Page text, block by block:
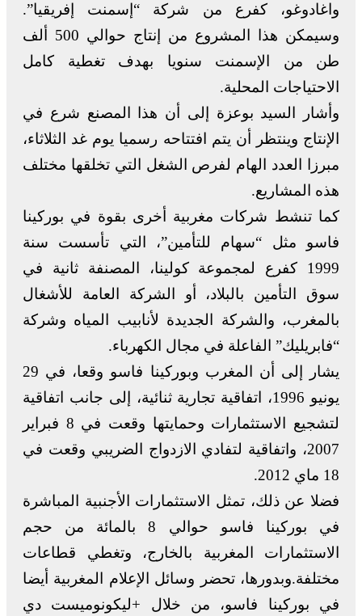
واغادوغو، كفرع من شركة “إسمنت إفريقيا”.
وسيمكن هذا المشروع من إنتاج حوالي 500 ألف
طن من الإسمنت سنويا بهدف تغطية كامل
الاحتياجات المحلية.
وأشار السيد بوعزة إلى أن هذا المصنع شرع في
الإنتاج وينتظر أن يتم افتتاحه رسميا يوم غد الثلاثاء،
مبرزا العدد الهام لفرص الشغل التي تخلقها مختلف
هذه المشاريع.
كما تنشط شركات مغربية أخرى بقوة في بوركينا
فاسو مثل “سهام للتأمين”، التي تأسست سنة
1999 كفرع لمجموعة كولينا، المصنفة ثانية في
سوق التأمين بالبلاد، أو الشركة العامة للأشغال
بالمغرب، والشركة الجديدة لأنابيب المياه وشركة
“فابريليك” الفاعلة في مجال الكهرباء.
يشار إلى أن المغرب وبوركينا فاسو وقعا، في 29
يونيو 1996، اتفاقية تجارية ثنائية، إلى جانب اتفاقية
لتشجيع الاستثمارات وحمايتها وقعت في 8 فبراير
2007، واتفاقية لتفادي الازدواج الضريبي وقعت في
18 ماي 2012.
فضلا عن ذلك، تمثل الاستثمارات الأجنبية المباشرة
في بوركينا فاسو حوالي 8 بالمائة من حجم
الاستثمارات المغربية بالخارج، وتغطي قطاعات
مختلفة.وبدورها، تحضر وسائل الإعلام المغربية أيضا
في بوركينا فاسو، من خلال +ليكونوميست دي